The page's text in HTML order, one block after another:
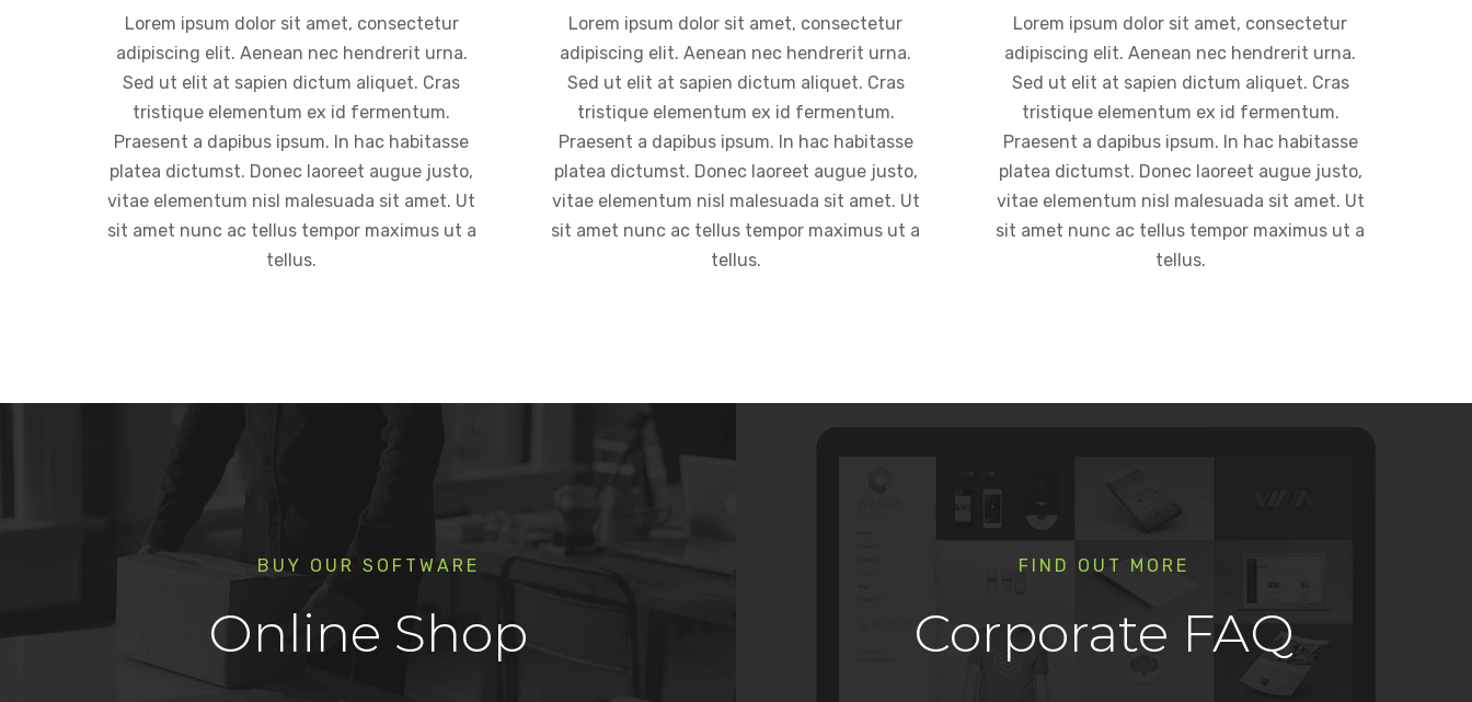
Lorem ipsum dolor sit amet, consectetur
adipiscing elit. Aenean nec hendrerit urna.
Sed ut elit at sapien dictum aliquet. Cras
tristique elementum ex id fermentum.
Praesent a dapibus ipsum. In hac habitasse
platea dictumst. Donec laoreet augue justo,
vitae elementum nisl malesuada sit amet. Ut
sit amet nunc ac tellus tempor maximus ut a
tellus.
Lorem ipsum dolor sit amet, consectetur
adipiscing elit. Aenean nec hendrerit urna.
Sed ut elit at sapien dictum aliquet. Cras
tristique elementum ex id fermentum.
Praesent a dapibus ipsum. In hac habitasse
platea dictumst. Donec laoreet augue justo,
vitae elementum nisl malesuada sit amet. Ut
sit amet nunc ac tellus tempor maximus ut a
tellus.
Lorem ipsum dolor sit amet, consectetur
adipiscing elit. Aenean nec hendrerit urna.
Sed ut elit at sapien dictum aliquet. Cras
tristique elementum ex id fermentum.
Praesent a dapibus ipsum. In hac habitasse
platea dictumst. Donec laoreet augue justo,
vitae elementum nisl malesuada sit amet. Ut
sit amet nunc ac tellus tempor maximus ut a
tellus.
BUY OUR SOFTWARE
Online Shop
FIND OUT MORE
Corporate FAQ